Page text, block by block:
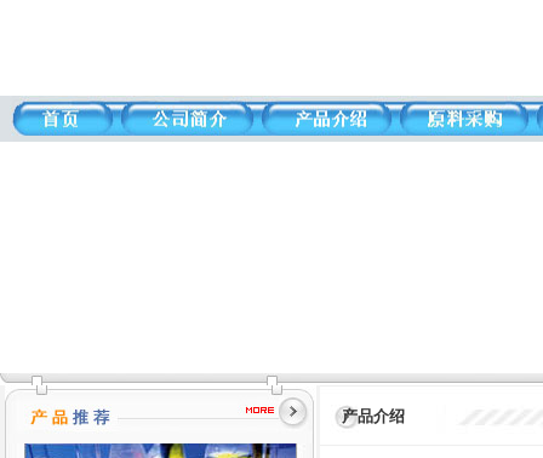
产品介绍